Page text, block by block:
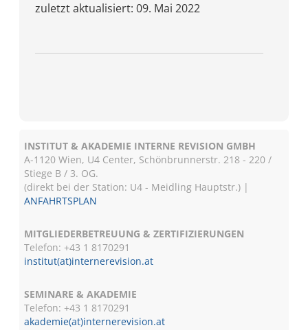
zuletzt aktualisiert: 09. Mai 2022
INSTITUT & AKADEMIE INTERNE REVISION GMBH
A-1120 Wien, U4 Center, Schönbrunnerstr. 218 - 220 /
Stiege B / 3. OG.
(direkt bei der Station: U4 - Meidling Hauptstr.) |
ANFAHRTSPLAN
MITGLIEDERBETREUUNG & ZERTIFIZIERUNGEN
Telefon: +43 1 8170291
institut(at)internerevision.at
SEMINARE & AKADEMIE
Telefon: +43 18170291
akademie(at)internerevision.at